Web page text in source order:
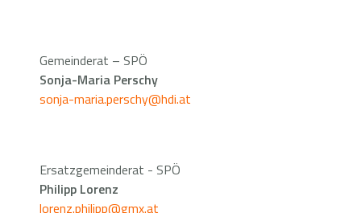
Gemeinderat – SPÖ
Sonja-Maria Perschy
sonja-maria.perschy@hdi.at
Ersatzgemeinderat - SPÖ
Philipp Lorenz
lorenz.philipp@gmx.at